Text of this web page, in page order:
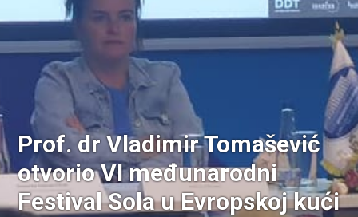
Prof. dr Vladimir Tomašević
otvorio VI međunarodni
Festival Sola u Evropskoj kući